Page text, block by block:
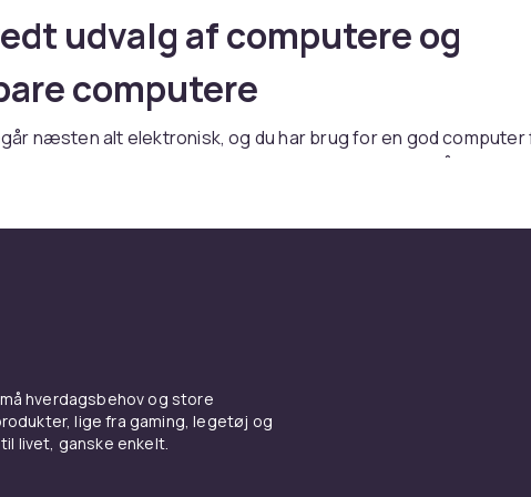
udvalg af computere og
computere
næsten alt elektronisk, og du har brug for en god computer
ærinder og andre ting. I vores sortiment finder du både
flere mobiltelefoner og
hverdagsbehov og store
lige fra gaming, legetøj og
livet, ganske enkelt.